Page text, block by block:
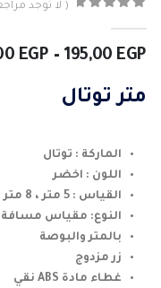
( لا توجد
195,00 EGP
–
EGP
متر توتال
الماركة : توتال
اللون : اخضر
القياس : 5 متر ، 8 متر
النوع: مقياس مسافة
بالمتر والبوصة
زر مزدوج
غطاء مادة ABS نقي